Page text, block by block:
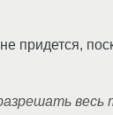
придется,